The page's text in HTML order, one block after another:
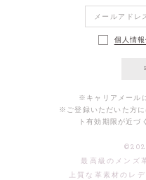
個人情
※キャリアメール
※ご登録いただいた方
ト有効期限が近づ
©
最高級のメンズ
上質な革素材のレ